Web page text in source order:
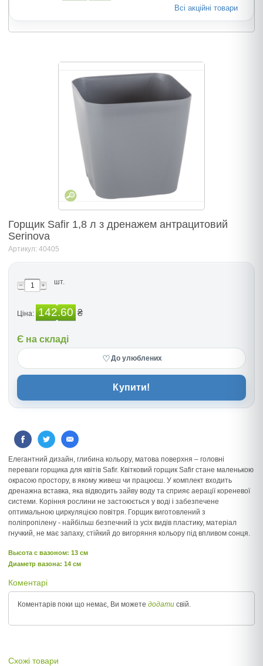
Всі акційні товари
Горщик Safir 1,8 л з дренажем антрацитовий
Serinova
Артикул: 40405
шт.
Ціна: 142.60 ₴
Є на складі
♡До улюблених
Купити!
Елегантний дизайн, глибина кольору, матова поверхня – головні
переваги горщика для квітів Safir. Квітковий горщик Safir стане маленькою
окрасою простору, в якому живеш чи працюєш. У комплект входить
дренажна вставка, яка відводить зайву воду та сприяє аерації кореневої
системи. Коріння рослини не застоюється у воді і забезпечене
оптимальною циркуляцією повітря. Горщик виготовлений з
поліпропілену - найбільш безпечний із усіх видів пластику, матеріал
гнучкий, не має запаху, стійкий до вигоряння кольору під впливом сонця.
Высота c вазоном: 13 см
Диаметр вазона: 14 см
Коментарі
Коментарів поки що немає, Ви можете додати свій.
Схожі товари